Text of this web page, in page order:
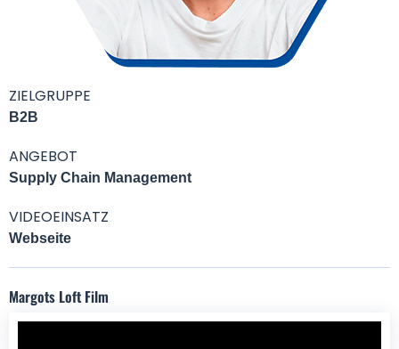
ZIELGRUPPE
B2B
ANGEBOT
Supply Chain Management
VIDEOEINSATZ
Webseite
Margots Loft Film